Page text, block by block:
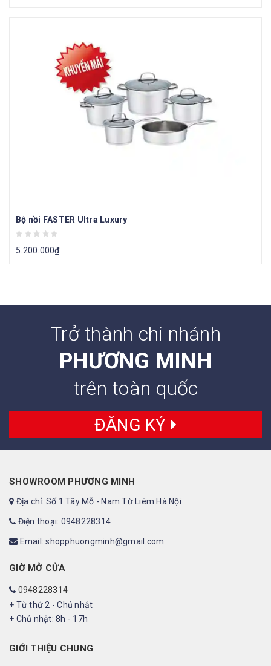
Bộ nồi FASTER Ultra Luxury
5.200.000₫
Trở thành chi nhánh
PHƯƠNG MINH
trên toàn quốc
ĐĂNG KÝ
SHOWROOM PHƯƠNG MINH
Địa chỉ: Số 1 Tây Mỗ - Nam Từ Liêm Hà Nội
Điện thoại: 0948228314
Email: shopphuongminh@gmail.com
GIỜ MỞ CỬA
0948228314
+ Từ thứ 2 - Chủ nhật
+ Chủ nhật: 8h - 17h
GIỚI THIỆU CHUNG